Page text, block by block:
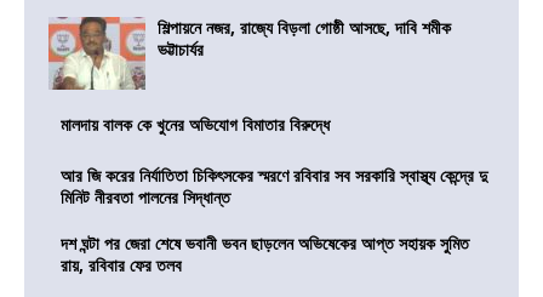
শিল্পায়নে নজর, রাজ্যে বিড়লা গোষ্ঠী আসছে, দাবি শমীক
ভট্টাচার্যর
মালদায় বালক কে খুনের অভিযোগ বিমাতার বিরুদ্ধে
আর জি করের নির্যাতিতা চিকিৎসকের স্মরণে রবিবার সব সরকারি স্বাস্থ্য কেন্দ্রে দু
মিনিট নীরবতা পালনের সিদ্ধান্ত
দশ ঘন্টা পর জেরা শেষে ভবানী ভবন ছাড়লেন অভিষেকের আপ্ত সহায়ক সুমিত
রায়, রবিবার ফের তলব